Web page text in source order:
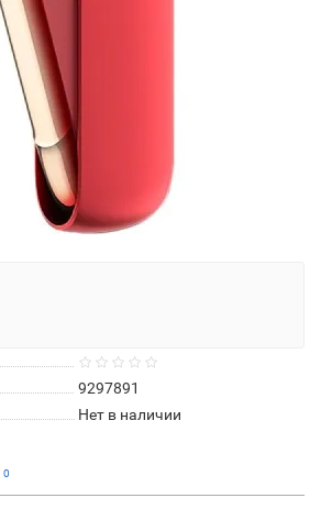
9297891
Нет в наличии
0